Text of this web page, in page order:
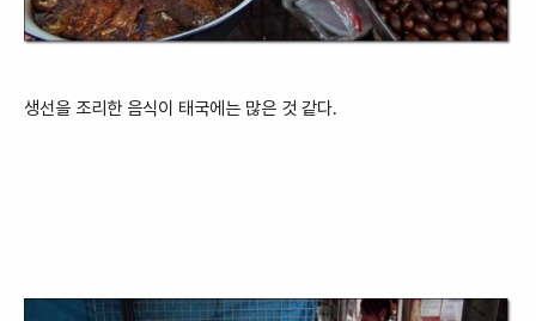
생선을 조리한 음식이 태국에는 많은 것 같다.